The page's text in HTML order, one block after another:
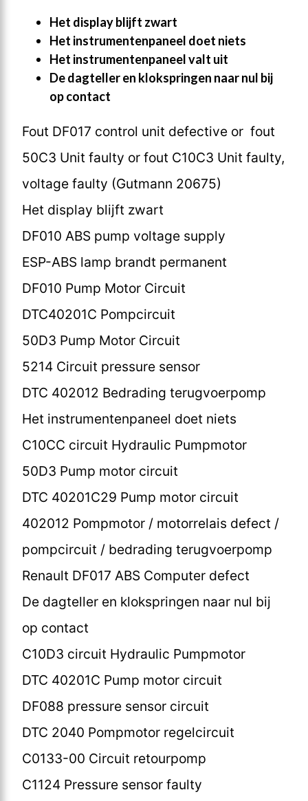
Het display blijft zwart
Het instrumentenpaneel doet niets
Het instrumentenpaneel valt uit
De dagteller en klokspringen naar nul bij
op contact
Fout DF017 control unit defective or fout
50C3 Unit faulty or fout C10C3 Unit faulty,
voltage faulty (Gutmann 20675)
Het display blijft zwart
DF010 ABS pump voltage supply
ESP-ABS lamp brandt permanent
DF010 Pump Motor Circuit
DTC40201C Pompcircuit
50D3 Pump Motor Circuit
5214 Circuit pressure sensor
DTC 402012 Bedrading terugvoerpomp
Het instrumentenpaneel doet niets
C10CC circuit Hydraulic Pumpmotor
50D3 Pump motor circuit
DTC 40201C29 Pump motor circuit
402012 Pompmotor / motorrelais defect /
pompcircuit / bedrading terugvoerpomp
Renault DF017 ABS Computer defect
De dagteller en klokspringen naar nul bij
op contact
C10D3 circuit Hydraulic Pumpmotor
DTC 40201C Pump motor circuit
DF088 pressure sensor circuit
DTC 2040 Pompmotor regelcircuit
C0133-00 Circuit retourpomp
C1124 Pressure sensor faulty